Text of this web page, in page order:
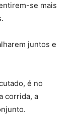
se mais
juntos e
é no
corrida, a